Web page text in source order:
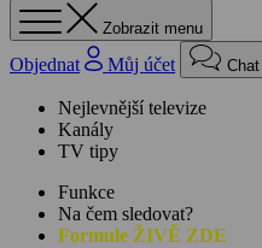
Zobrazit menu
Objednat Můj účet Chat
Nejlevnější televize
Kanály
TV tipy
Funkce
Na čem sledovat?
Formule ŽIVĚ ZDE